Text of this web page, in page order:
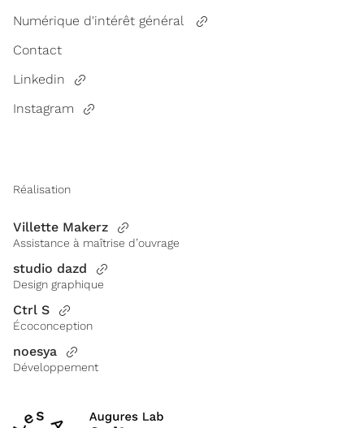
Numérique d'intérêt général
Contact
Linkedin
Instagram
Réalisation
Villette Makerz
Assistance à maîtrise d’ouvrage
studio dazd
Design graphique
Ctrl S
Écoconception
noesya
Développement